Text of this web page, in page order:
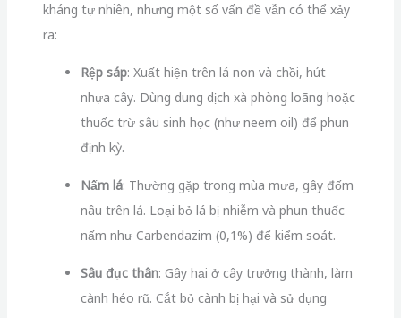
kháng tự nhiên, nhưng một số vấn đề vẫn có thể xảy
ra:
Rệp sáp: Xuất hiện trên lá non và chồi, hút
nhựa cây. Dùng dung dịch xà phòng loãng hoặc
thuốc trừ sâu sinh học (như neem oil) để phun
định kỳ.
Nấm lá: Thường gặp trong mùa mưa, gây đốm
nâu trên lá. Loại bỏ lá bị nhiễm và phun thuốc
nấm như Carbendazim (0,1%) để kiểm soát.
Sâu đục thân: Gây hại ở cây trưởng thành, làm
cành héo rũ. Cắt bỏ cành bị hại và sử dụng